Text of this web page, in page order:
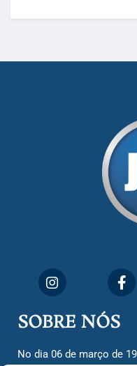
SOBRE NÓS
No dia 06 de março de